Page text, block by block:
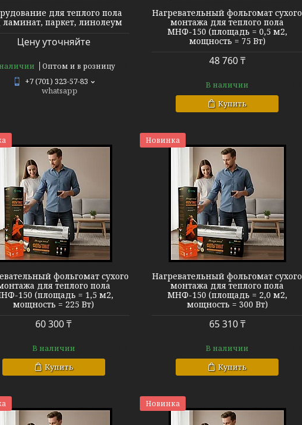
для теплого пола
ламинат, паркет, линолеум
Цену уточняйте
Оптом и в розницу
+7 (701) 323-57-83
whatsapp
Нагревательный фольгомат сухого
монтажа для теплого пола
МНФ-150 (площадь = 0,5 м2,
мощность = 75 Вт)
48 760 ₸
В наличии
Купить
фольгомат сухого
для теплого пола
150 (площадь = 1,5 м2,
мощность = 225 Вт)
60 300 ₸
В наличии
Купить
Новинка
Теплый пол МНФ-150
Нагревательный фольгомат сухого
монтажа для теплого пола
МНФ-150 (площадь = 2,0 м2,
мощность = 300 Вт)
65 310 ₸
В наличии
Купить
Теплый пол МНФ-150
Новинка